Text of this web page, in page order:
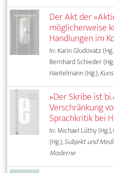
Der Akt der
möglicherweise
Handlungen im
In: Karin Gludovatz
Bernhard Schieder
Hantelmann (Hg.),
»Der Skribe ist
Verschränkung
Sprachkritik bei
In: Michael Lüthy
(Hg.),Subjekt und
Moderne